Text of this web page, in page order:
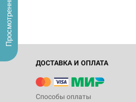
ДОСТАВКА И ОПЛАТА
Способы оплаты
Просмотренные